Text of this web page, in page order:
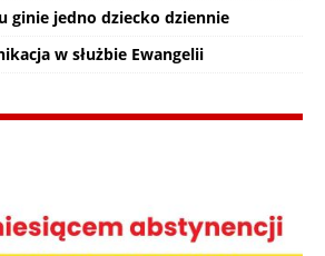
ginie jedno dziecko dziennie
w służbie Ewangelii